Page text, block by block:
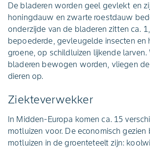
De bladeren worden geel gevlekt en
honingdauw en zwarte roestdauw
onderzijde van de bladeren zitten ca.
bepoederde, gevleugelde insecten en
groene, op schildluizen lijkende larven.
bladeren bewogen worden, vliegen
dieren op.
Ziekteverwekker
In Midden-Europa komen ca. 15
motluizen voor. De economisch gezien
motluizen in de groenteteelt zijn: